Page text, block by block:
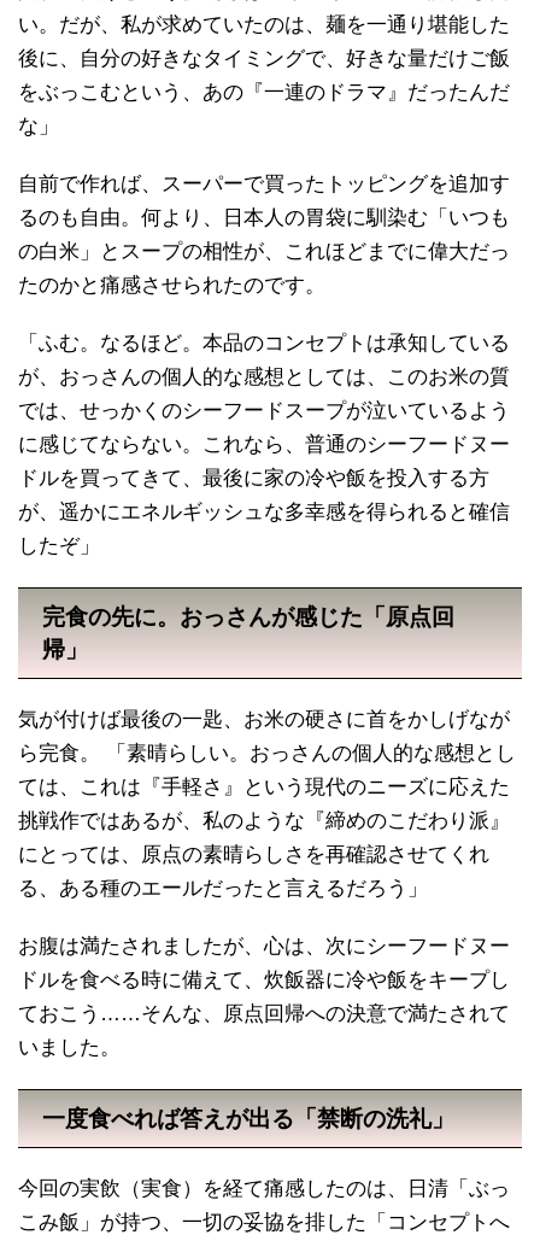
い。だが、私が求めていたのは、麺を一通り堪能した
後に、自分の好きなタイミングで、好きな量だけご飯
をぶっこむという、あの『一連のドラマ』だったんだ
な」
自前で作れば、スーパーで買ったトッピングを追加す
るのも自由。何より、日本人の胃袋に馴染む「いつも
の白米」とスープの相性が、これほどまでに偉大だっ
たのかと痛感させられたのです。
「ふむ。なるほど。本品のコンセプトは承知している
が、おっさんの個人的な感想としては、このお米の質
では、せっかくのシーフードスープが泣いているよう
に感じてならない。これなら、普通のシーフードヌー
ドルを買ってきて、最後に家の冷や飯を投入する方
が、遥かにエネルギッシュな多幸感を得られると確信
したぞ」
完食の先に。おっさんが感じた「原点回
帰」
気が付けば最後の一匙、お米の硬さに首をかしげなが
ら完食。 「素晴らしい。おっさんの個人的な感想とし
ては、これは『手軽さ』という現代のニーズに応えた
挑戦作ではあるが、私のような『締めのこだわり派』
にとっては、原点の素晴らしさを再確認させてくれ
る、ある種のエールだったと言えるだろう」
お腹は満たされましたが、心は、次にシーフードヌー
ドルを食べる時に備えて、炊飯器に冷や飯をキープし
ておこう……そんな、原点回帰への決意で満たされて
いました。
一度食べれば答えが出る「禁断の洗礼」
今回の実飲（実食）を経て痛感したのは、日清「ぶっ
こみ飯」が持つ、一切の妥協を排した「コンセプトへ